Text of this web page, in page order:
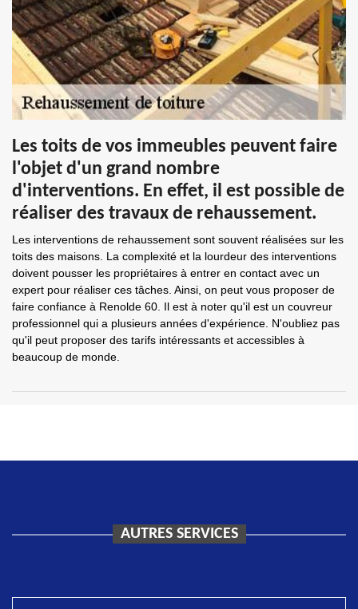
Les toits de vos immeubles peuvent faire
l'objet d'un grand nombre
d'interventions. En effet, il est possible de
réaliser des travaux de rehaussement.
Les interventions de rehaussement sont souvent réalisées sur les
toits des maisons. La complexité et la lourdeur des interventions
doivent pousser les propriétaires à entrer en contact avec un
expert pour réaliser ces tâches. Ainsi, on peut vous proposer de
faire confiance à Renolde 60. Il est à noter qu'il est un couvreur
professionnel qui a plusieurs années d'expérience. N'oubliez pas
qu'il peut proposer des tarifs intéressants et accessibles à
beaucoup de monde.
AUTRES SERVICES